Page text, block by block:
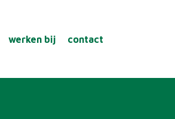
werken bij contact